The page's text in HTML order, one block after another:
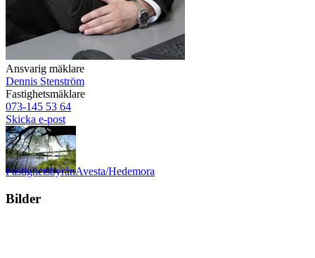
Ansvarig mäklare
Dennis Stenström
Fastighetsmäklare
073-145 53 64
Skicka e-post
FastighetsbyrånAvesta/Hedemora
Bilder